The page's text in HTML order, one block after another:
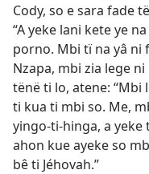
Cody, so e sara fade
“A yeke lani kete ye
porno. Mbi tï na yâ ni
Nzapa, mbi zia lege
tënë ti lo, atene:
ti kua ti mbi so. Me,
yingo-ti-hinga, a yeke
ahon kue ayeke so
bê ti Jéhovah.”